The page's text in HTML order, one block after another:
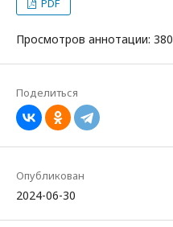
PDF
Просмотров аннотации: 380
Поделиться
Опубликован
2024-06-30